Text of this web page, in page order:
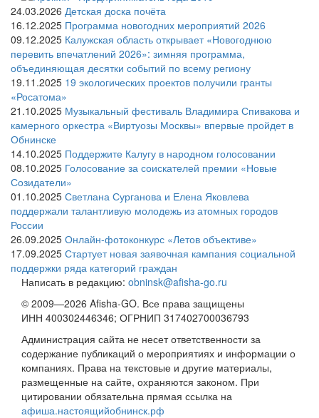
24.03.2026 Детская доска почёта
16.12.2025 Программа новогодних мероприятий 2026
09.12.2025 Калужская область открывает «Новогоднюю
перевить впечатлений 2026»: зимняя программа,
объединяющая десятки событий по всему региону
19.11.2025 19 экологических проектов получили гранты
«Росатома»
21.10.2025 Музыкальный фестиваль Владимира Спивакова и
камерного оркестра «Виртуозы Москвы» впервые пройдет в
Обнинске
14.10.2025 Поддержите Калугу в народном голосовании
08.10.2025 Голосование за соискателей премии «Новые
Созидатели»
01.10.2025 Светлана Сурганова и Елена Яковлева
поддержали талантливую молодежь из атомных городов
России
26.09.2025 Онлайн-фотоконкурс «Летов объективе»
17.09.2025 Стартует новая заявочная кампания социальной
поддержки ряда категорий граждан
Написать в редакцию: obninsk@afisha-go.ru
© 2009—2026 Afisha-GO. Все права защищены
ИНН 400302446346; ОГРНИП 317402700036793
Администрация сайта не несет ответственности за
содержание публикаций о мероприятиях и информации о
компаниях. Права на текстовые и другие материалы,
размещенные на сайте, охраняются законом. При
цитировании обязательна прямая ссылка на
афиша.настоящийобнинск.рф